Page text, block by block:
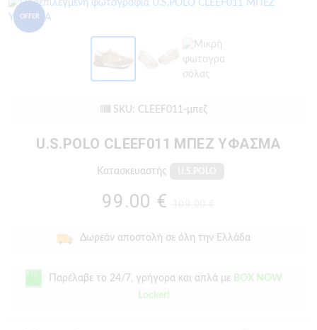
OFFER
SKU: CLEEF011-μπεζ
U.S.POLO CLEEF011 ΜΠΕΖ ΥΦΑΣΜΑ
Κατασκευαστής
99.00 €
Δωρεάν αποστολή σε όλη την Ελλάδα
Παρέλαβε το 24/7, γρήγορα και απλά με BOX NOW
Locker!